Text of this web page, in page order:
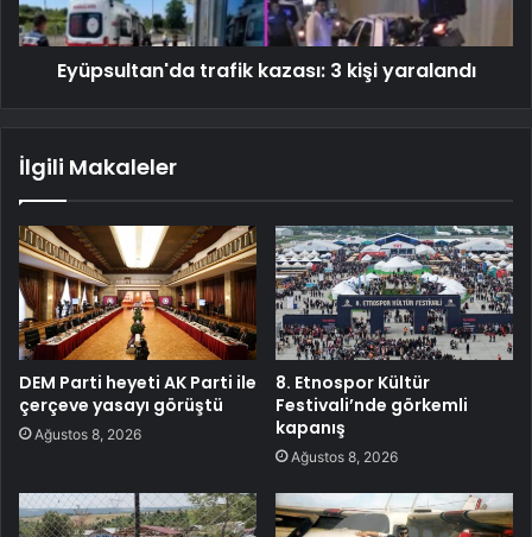
Eyüpsultan'da trafik kazası: 3 kişi yaralandı
İlgili Makaleler
DEM Parti heyeti AK Parti ile
çerçeve yasayı görüştü
Ağustos 8, 2026
8. Etnospor Kültür
Festivali’nde görkemli
kapanış
Ağustos 8, 2026